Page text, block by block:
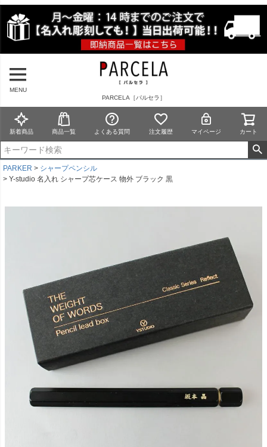
MENU
PARCELA［パルセラ］
新着商品 商品一覧 よくある質問 注文履歴 マイページ カート
PARKER
シャープペンシル
Y-studio 名入れ シャープ芯ケース 物外 ブラック 黒